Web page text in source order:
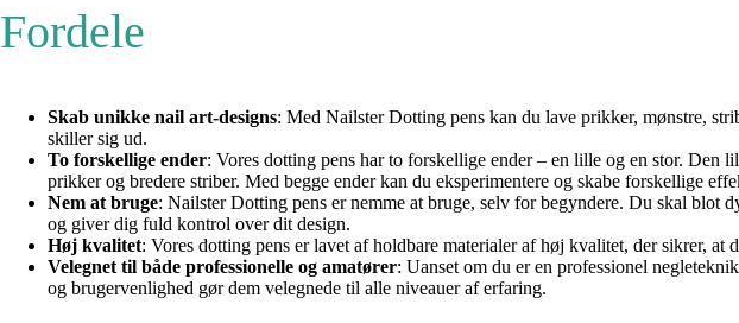
Fordele
Skab unikke nail art-designs: Med Nailster Dotting pens kan du lave prikker, mønstre,
skiller sig ud.
To forskellige ender: Vores dotting pens har to forskellige ender – en lille og en stor. Den
prikker og bredere striber. Med begge ender kan du eksperimentere og skabe forskellige
Nem at bruge: Nailster Dotting pens er nemme at bruge, selv for begyndere. Du skal blot
og giver dig fuld kontrol over dit design.
Høj kvalitet: Vores dotting pens er lavet af holdbare materialer af høj kvalitet, der sikrer,
Velegnet til både professionelle og amatører: Uanset om du er en professionel
og brugervenlighed gør dem velegnede til alle niveauer af erfaring.